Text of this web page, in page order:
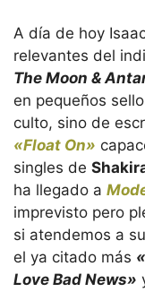
A día de hoy
relevantes del
The Moon &
en pequeños
culto, sino de
«Float On»
singles de
ha llegado a
imprevisto pero
si atendemos a
el ya citado más
Love Bad News»